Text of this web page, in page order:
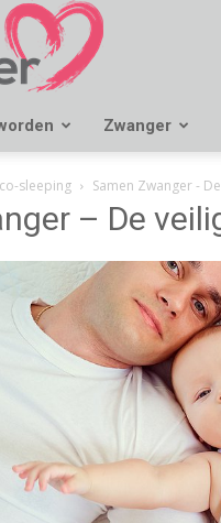
Zwanger
sleeping Samen Zwanger -
– De